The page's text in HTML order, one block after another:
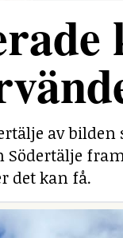
av
Södertälje
det kan få.